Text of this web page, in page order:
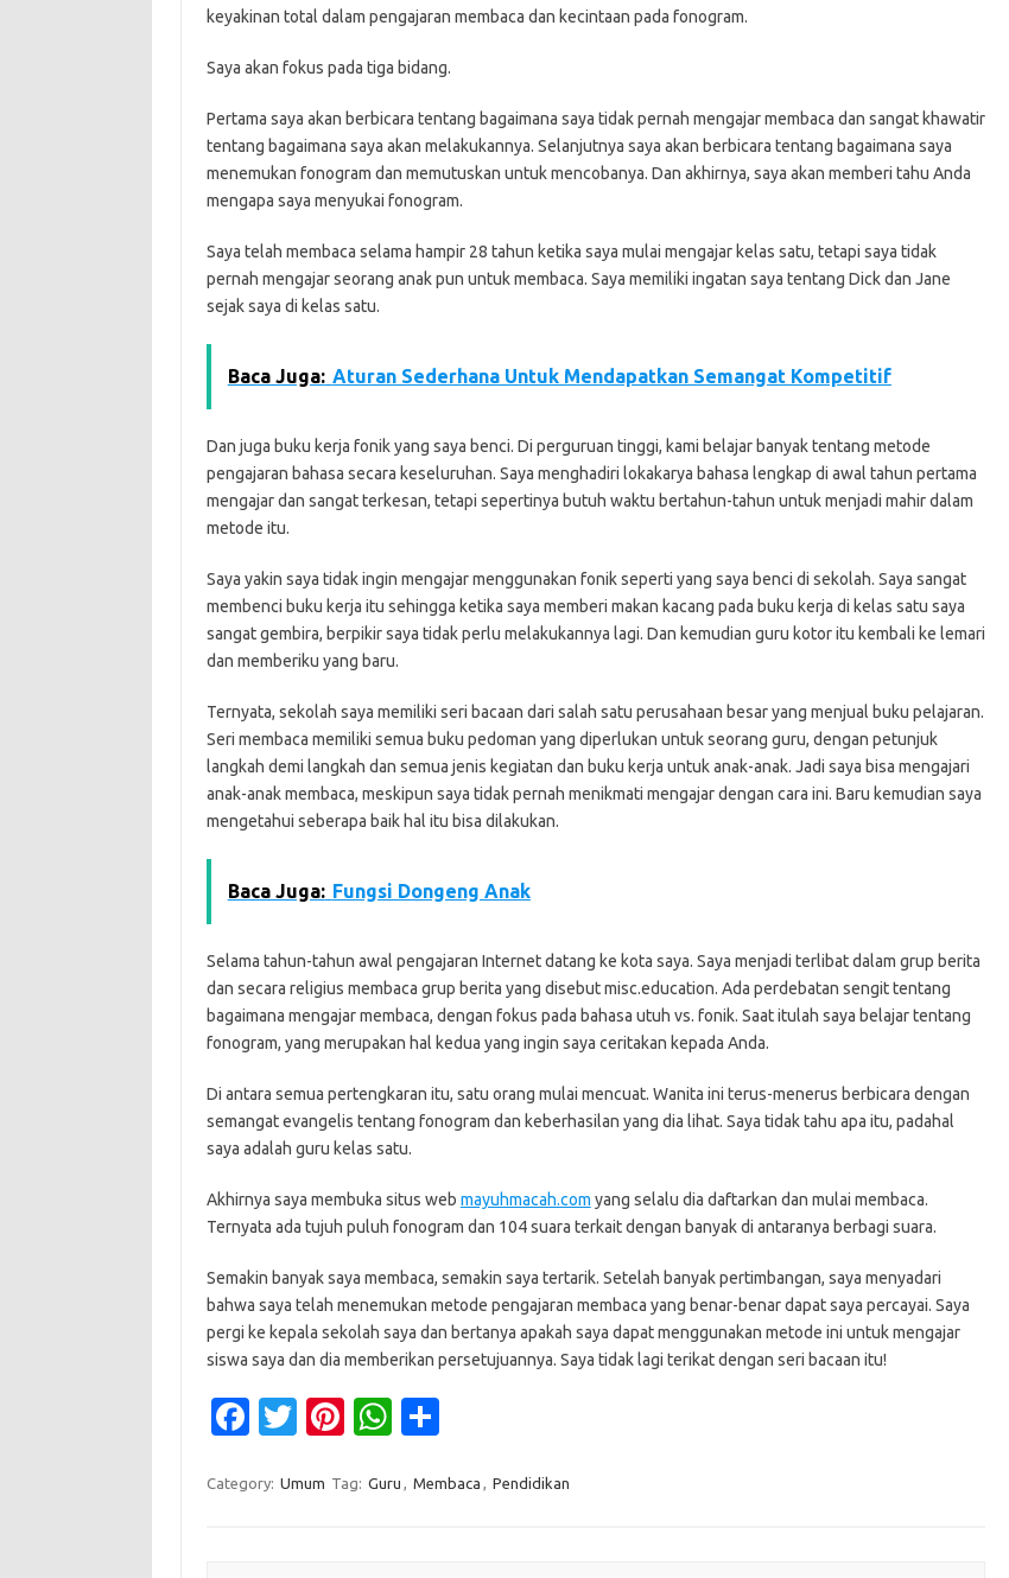
keyakinan total dalam pengajaran membaca dan kecintaan pada fonogram.
Saya akan fokus pada tiga bidang.
Pertama saya akan berbicara tentang bagaimana saya tidak pernah mengajar membaca dan sangat khawatir
tentang bagaimana saya akan melakukannya. Selanjutnya saya akan berbicara tentang bagaimana saya
menemukan fonogram dan memutuskan untuk mencobanya. Dan akhirnya, saya akan memberi tahu Anda
mengapa saya menyukai fonogram.
Saya telah membaca selama hampir 28 tahun ketika saya mulai mengajar kelas satu, tetapi saya tidak
pernah mengajar seorang anak pun untuk membaca. Saya memiliki ingatan saya tentang Dick dan Jane
sejak saya di kelas satu.
Baca Juga: Aturan Sederhana Untuk Mendapatkan Semangat Kompetitif
Dan juga buku kerja fonik yang saya benci. Di perguruan tinggi, kami belajar banyak tentang metode
pengajaran bahasa secara keseluruhan. Saya menghadiri lokakarya bahasa lengkap di awal tahun pertama
mengajar dan sangat terkesan, tetapi sepertinya butuh waktu bertahun-tahun untuk menjadi mahir dalam
metode itu.
Saya yakin saya tidak ingin mengajar menggunakan fonik seperti yang saya benci di sekolah. Saya sangat
membenci buku kerja itu sehingga ketika saya memberi makan kacang pada buku kerja di kelas satu saya
sangat gembira, berpikir saya tidak perlu melakukannya lagi. Dan kemudian guru kotor itu kembali ke lemari
dan memberiku yang baru.
Ternyata, sekolah saya memiliki seri bacaan dari salah satu perusahaan besar yang menjual buku pelajaran.
Seri membaca memiliki semua buku pedoman yang diperlukan untuk seorang guru, dengan petunjuk
langkah demi langkah dan semua jenis kegiatan dan buku kerja untuk anak-anak. Jadi saya bisa mengajari
anak-anak membaca, meskipun saya tidak pernah menikmati mengajar dengan cara ini. Baru kemudian saya
mengetahui seberapa baik hal itu bisa dilakukan.
Baca Juga: Fungsi Dongeng Anak
Selama tahun-tahun awal pengajaran Internet datang ke kota saya. Saya menjadi terlibat dalam grup berita
dan secara religius membaca grup berita yang disebut misc.education. Ada perdebatan sengit tentang
bagaimana mengajar membaca, dengan fokus pada bahasa utuh vs. fonik. Saat itulah saya belajar tentang
fonogram, yang merupakan hal kedua yang ingin saya ceritakan kepada Anda.
Di antara semua pertengkaran itu, satu orang mulai mencuat. Wanita ini terus-menerus berbicara dengan
semangat evangelis tentang fonogram dan keberhasilan yang dia lihat. Saya tidak tahu apa itu, padahal
saya adalah guru kelas satu.
Akhirnya saya membuka situs web mayuhmacah.com yang selalu dia daftarkan dan mulai membaca.
Ternyata ada tujuh puluh fonogram dan 104 suara terkait dengan banyak di antaranya berbagi suara.
Semakin banyak saya membaca, semakin saya tertarik. Setelah banyak pertimbangan, saya menyadari
bahwa saya telah menemukan metode pengajaran membaca yang benar-benar dapat saya percayai. Saya
pergi ke kepala sekolah saya dan bertanya apakah saya dapat menggunakan metode ini untuk mengajar
siswa saya dan dia memberikan persetujuannya. Saya tidak lagi terikat dengan seri bacaan itu!
Fa
e
T
it
Pi
er
W
at ar
Category: Umum Tag: Guru , Membaca , Pendidikan